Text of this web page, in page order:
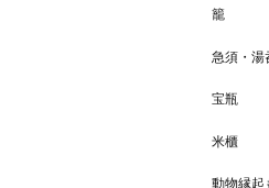
籠
急須・湯
宝瓶
米櫃
動物縁起